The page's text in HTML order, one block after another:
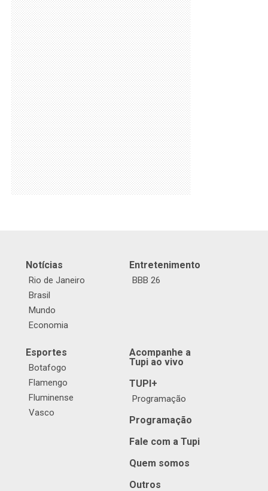
Notícias
Rio de Janeiro
Brasil
Mundo
Economia
Entretenimento
BBB 26
Esportes
Botafogo
Flamengo
Fluminense
Vasco
Acompanhe a
Tupi ao vivo
TUPI+
Programação
Programação
Fale com a Tupi
Quem somos
Outros